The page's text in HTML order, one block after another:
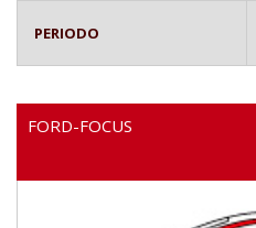
PERIODO
FORD-FOCUS